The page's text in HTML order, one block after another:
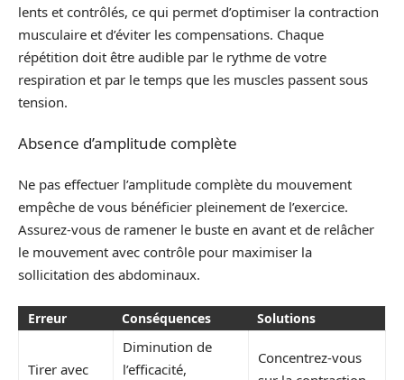
lents et contrôlés, ce qui permet d’optimiser la contraction
musculaire et d’éviter les compensations. Chaque
répétition doit être audible par le rythme de votre
respiration et par le temps que les muscles passent sous
tension.
Absence d’amplitude complète
Ne pas effectuer l’amplitude complète du mouvement
empêche de vous bénéficier pleinement de l’exercice.
Assurez-vous de ramener le buste en avant et de relâcher
le mouvement avec contrôle pour maximiser la
sollicitation des abdominaux.
Erreur Conséquences Solutions
Tirer avec
Diminution de
l’efficacité,
Concentrez-vous